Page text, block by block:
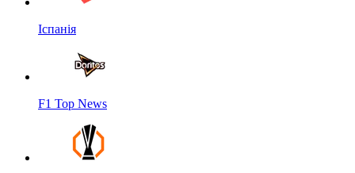
Іспанія
F1 Top News